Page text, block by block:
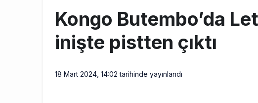
Kongo Butembo’da
inişte pistten çıktı
18 Mart 2024, 14:02 tarihinde yayınlandı